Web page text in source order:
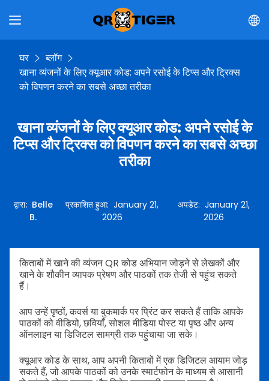
घर
ब्लॉग
खाना व्यंजनों के लिए क्यूआर कोड: अपने रसोई के टिप्स और ट्रिक्स
को विपणन करने का सबसे अच्छा तरीका
खाना व्यंजनों के लिए क्यूआर कोड: अपने रसोई के
टिप्स और ट्रिक्स को विपणन करने का सबसे अच्छा
तरीका
द्वारा: Belle
B.
प्रकाशित हुआ:January 21,
2026
अपडेट: January 21,
2026
किताबों में खाने की व्यंजन QR कोड अभियान जोड़ने से लेखकों और
खाने के शौकीन व्यापक प्रेषण और पाठकों तक तेजी से पहुंच सकते
हैं।
आप उन्हें पृष्ठों, कवर्स या बुकमार्क पर प्रिंट कर सकते हैं ताकि आपके
पाठकों को वीडियो, छवियाँ, सोशल मीडिया पोस्ट या पृष्ठ और अन्य
ऑनलाइन या डिजिटल सामग्री तक पहुंचाया जा सके।
क्यूआर कोड के साथ, आप अपनी किताबों में एक डिजिटल आयाम जोड़
सकते हैं, जो आपके पाठकों को उनके स्मार्टफोन के माध्यम से आसानी